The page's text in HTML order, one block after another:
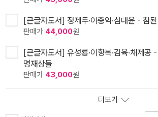
[큰글자도서] 정제두·이충익·심대윤 - 참
판매가 44,000원
[큰글자도서] 유성룡·이항복·김육·채제공
명재상들
판매가 43,000원
더보기